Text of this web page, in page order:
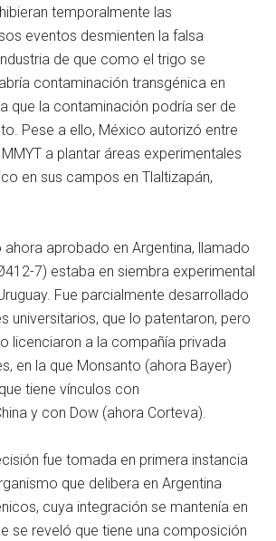
temporalmente las
eventos desmienten la falsa
de que como el trigo se
contaminación transgénica en
que la contaminación podría ser de
Pese a ello, México autorizó entre
a plantar áreas experimentales
en sus campos en Tlaltizapán,
ahora aprobado en Argentina, llamado
7) estaba en siembra experimental
Fue parcialmente desarrollado
universitarios, que lo patentaron, pero
licenciaron a la compañía privada
en la que Monsanto (ahora Bayer)
tiene vínculos con
y con Dow (ahora Corteva).
fue tomada en primera instancia
que delibera en Argentina
cuya integración se mantenía en
se reveló que tiene una composición